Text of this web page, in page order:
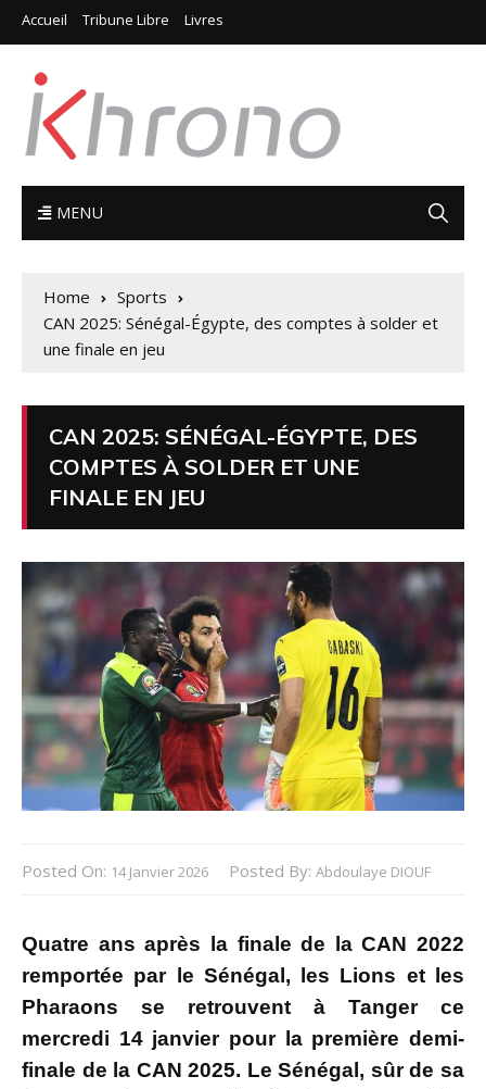
Accueil Tribune Libre Livres
MENU
Home
Sports
CAN 2025: Sénégal-Égypte, des comptes à solder et
une finale en jeu
CAN 2025: SÉNÉGAL-ÉGYPTE, DES
COMPTES À SOLDER ET UNE
FINALE EN JEU
Posted On: 14 Janvier 2026 Posted By: Abdoulaye DIOUF
Quatre ans après la finale de la CAN 2022
remportée par le Sénégal, les Lions et les
Pharaons se retrouvent à Tanger ce
mercredi 14 janvier pour la première demi-
finale de la CAN 2025. Le Sénégal, sûr de sa